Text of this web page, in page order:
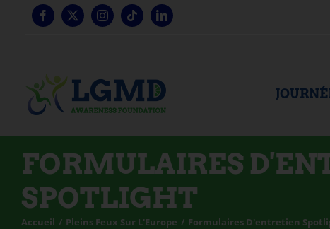
FORMULAIRES
SPOTLIGHT
Accueil Pleins Feux Sur L'Europe Formulaires D'entretien